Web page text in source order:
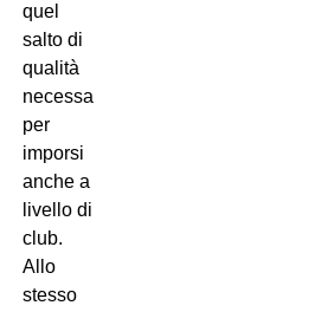
quel
salto di
qualità
necessario
per
imporsi
anche a
livello di
club.
Allo
stesso